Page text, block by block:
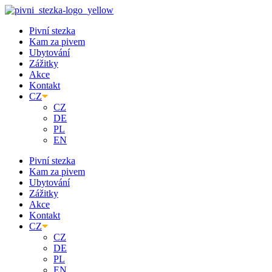
Přejít
obsahuPivní stezka
Kam za pivem
Ubytování
Zážitky
Akce
Kontakt
CZ
CZ
DE
PL
EN
Pivní stezka
Kam za pivem
Ubytování
Zážitky
Akce
Kontakt
CZ
CZ
DE
PL
EN